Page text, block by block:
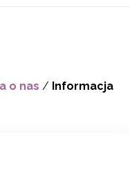
o nas / Informacja